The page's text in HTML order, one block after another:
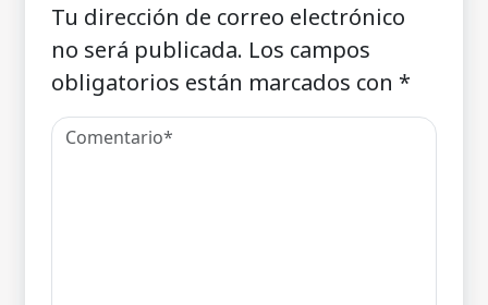
Tu dirección de correo electrónico
no será publicada. Los campos
obligatorios están marcados con *